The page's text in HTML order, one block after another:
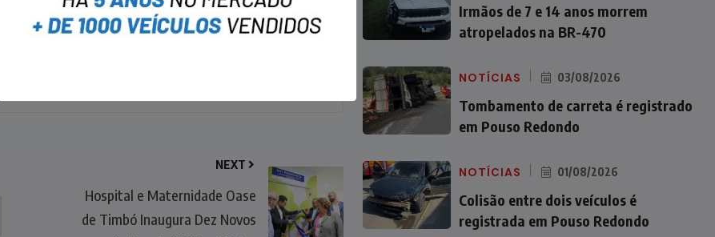
NEXT
Hospital e Maternidade Oase
de Timbó Inaugura Dez Novos
Irmãos de 7 e 14 anos morrem
atropelados na BR-470
NOTÍCIAS 03/08/2026
Tombamento de carreta é registrado
em Pouso Redondo
NOTÍCIAS 01/08/2026
Colisão entre dois veículos é
registrada em Pouso Redondo